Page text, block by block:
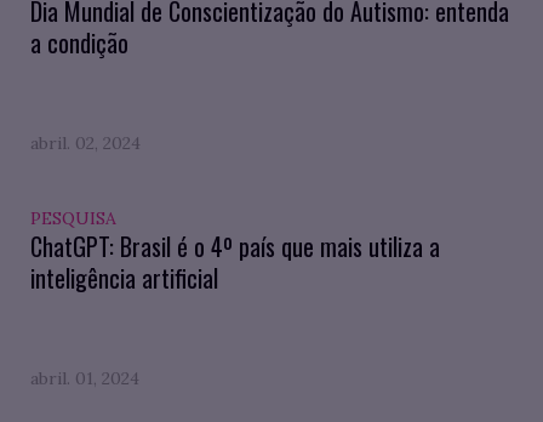
Dia Mundial de Conscientização do Autismo: entenda
a condição
abril. 02, 2024
PESQUISA
ChatGPT: Brasil é o 4º país que mais utiliza a
inteligência artificial
abril. 01, 2024